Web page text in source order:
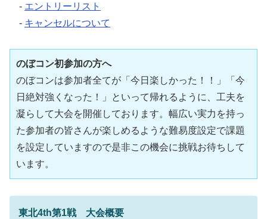
- エントリーリスト
- キャンセルについて
のぼコン初参加の方へ
のぼコンは参加者全てが「今日楽しかった！！」「今
日絶対強くなった！」といって帰れるように、工夫を
凝らして大会を開催しております。幅広い実力を持っ
た参加者の皆さんが楽しめるような難易度設定で課題
を設定していますので是非この機会に挑戦お待ちして
います。
東北4th第1戦 大会概要